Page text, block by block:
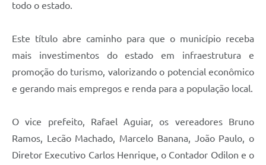
todo o estado.
Este título abre caminho para que o município receba
mais investimentos do estado em infraestrutura e
promoção do turismo, valorizando o potencial econômico
e gerando mais empregos e renda para a população local.
O vice prefeito, Rafael Aguiar, os vereadores Bruno
Ramos, Lecão Machado, Marcelo Banana, João Paulo, o
Diretor Executivo Carlos Henrique, o Contador Odilon e o